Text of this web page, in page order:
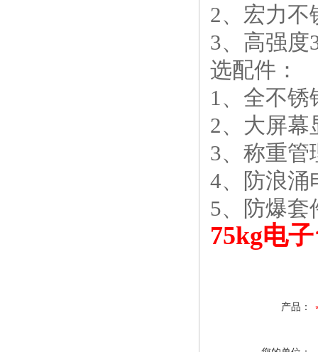
2、宏力不
3、高强度
选配件：
1、全不锈
2、大屏幕
3、称重管
4、防浪涌
5、防爆套
75kg电
产品：